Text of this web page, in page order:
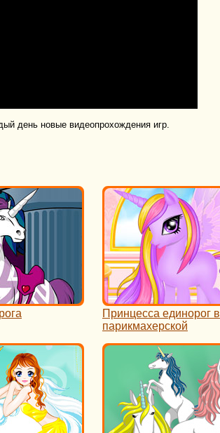
день новые видеопрохождения игр.
Принцесса единорог в
парикмахерской